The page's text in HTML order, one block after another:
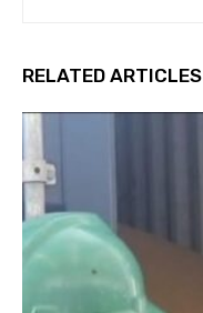
RELATED ARTICLES